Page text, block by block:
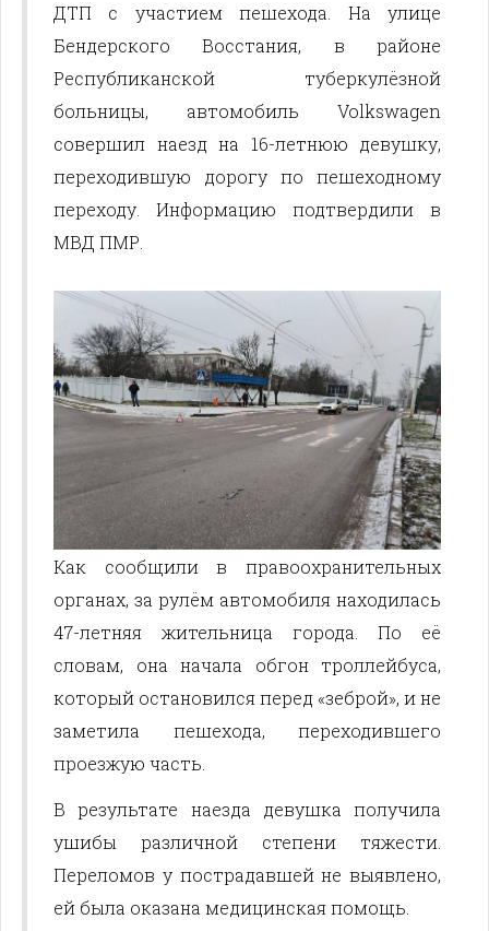
ДТП с участием пешехода. На улице
Бендерского Восстания, в районе
Республиканской туберкулёзной
больницы, автомобиль Volkswagen
совершил наезд на 16-летнюю девушку,
переходившую дорогу по пешеходному
переходу. Информацию подтвердили в
МВД ПМР.
Как сообщили в правоохранительных
органах, за рулём автомобиля находилась
47-летняя жительница города. По её
словам, она начала обгон троллейбуса,
который остановился перед «зеброй», и не
заметила пешехода, переходившего
проезжую часть.
В результате наезда девушка получила
ушибы различной степени тяжести.
Переломов у пострадавшей не выявлено,
ей была оказана медицинская помощь.